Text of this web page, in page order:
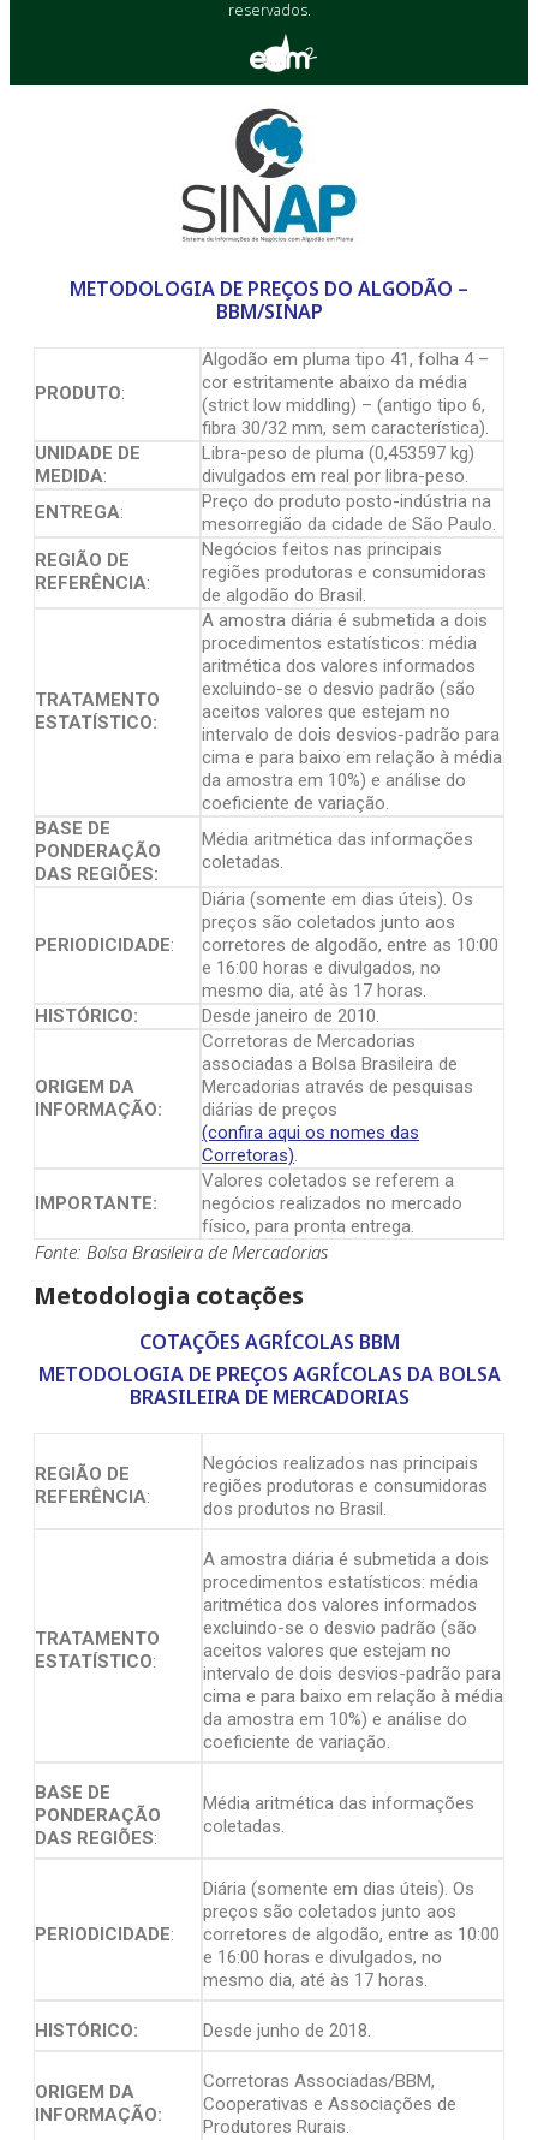
reservados.
METODOLOGIA DE PREÇOS DO ALGODÃO –
BBM/SINAP
PRODUTO:
Algodão em pluma tipo 41, folha 4 –
cor estritamente abaixo da média
(strict low middling) – (antigo tipo 6,
fibra 30/32 mm, sem característica).
UNIDADE DE
MEDIDA:
Libra-peso de pluma (0,453597 kg)
divulgados em real por libra-peso.
ENTREGA:
Preço do produto posto-indústria na
mesorregião da cidade de São Paulo.
REGIÃO DE
REFERÊNCIA:
Negócios feitos nas principais
regiões produtoras e consumidoras
de algodão do Brasil.
TRATAMENTO
ESTATÍSTICO:
A amostra diária é submetida a dois
procedimentos estatísticos: média
aritmética dos valores informados
excluindo-se o desvio padrão (são
aceitos valores que estejam no
intervalo de dois desvios-padrão para
cima e para baixo em relação à média
da amostra em 10%) e análise do
coeficiente de variação.
BASE DE
PONDERAÇÃO
DAS REGIÕES:
Média aritmética das informações
coletadas.
PERIODICIDADE:
Diária (somente em dias úteis). Os
preços são coletados junto aos
corretores de algodão, entre as 10:00
e 16:00 horas e divulgados, no
mesmo dia, até às 17 horas.
HISTÓRICO:
Desde janeiro de 2010.
ORIGEM DA
INFORMAÇÃO:
Corretoras de Mercadorias
associadas a Bolsa Brasileira de
Mercadorias através de pesquisas
diárias de preços
(confira aqui os nomes das
Corretoras).
IMPORTANTE:
Valores coletados se referem a
negócios realizados no mercado
físico, para pronta entrega.
Fonte: Bolsa Brasileira de Mercadorias
Metodologia cotações
COTAÇÕES AGRÍCOLAS BBM
METODOLOGIA DE PREÇOS AGRÍCOLAS DA BOLSA
BRASILEIRA DE MERCADORIAS
REGIÃO DE
REFERÊNCIA:
Negócios realizados nas principais
regiões produtoras e consumidoras
dos produtos no Brasil.
TRATAMENTO
ESTATÍSTICO:
A amostra diária é submetida a dois
procedimentos estatísticos: média
aritmética dos valores informados
excluindo-se o desvio padrão (são
aceitos valores que estejam no
intervalo de dois desvios-padrão para
cima e para baixo em relação à média
da amostra em 10%) e análise do
coeficiente de variação.
BASE DE
PONDERAÇÃO
DAS REGIÕES:
Média aritmética das informações
coletadas.
PERIODICIDADE:
Diária (somente em dias úteis). Os
preços são coletados junto aos
corretores de algodão, entre as 10:00
e 16:00 horas e divulgados, no
mesmo dia, até às 17 horas.
HISTÓRICO: Desde junho de 2018.
ORIGEM DA
INFORMAÇÃO:
Corretoras Associadas/BBM,
Cooperativas e Associações de
Produtores Rurais.